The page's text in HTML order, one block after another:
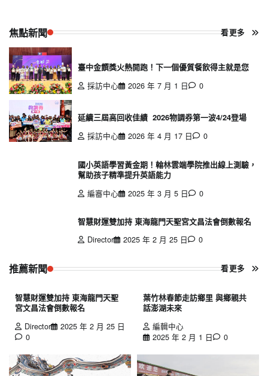
焦點新聞 看更多
臺中金饌獎火熱開跑！下一個優質餐飲得主就是您
採訪中心
2026 年 7 月 1 日 0
延續三屆高回收佳績 2026物調券第一波4/24登場
採訪中心
2026 年 4 月 17 日 0
國小英語學習黃金期！翰林雲端學院推出線上測驗，
幫助孩子精準提升英語能力
編審中心
2025 年 3 月 5 日 0
智慧財運雙加持 東海龍門天聖宮文昌法會倒數報名
Director
2025 年 2 月 25 日 0
推薦新聞 看更多
智慧財運雙加持 東海龍門天聖
宮文昌法會倒數報名
Director
2025 年 2 月 25 日
0
葉竹林春節走訪鄉里 與鄉親共
話澎湖未來
編輯中心
2025 年 2 月 1 日
0